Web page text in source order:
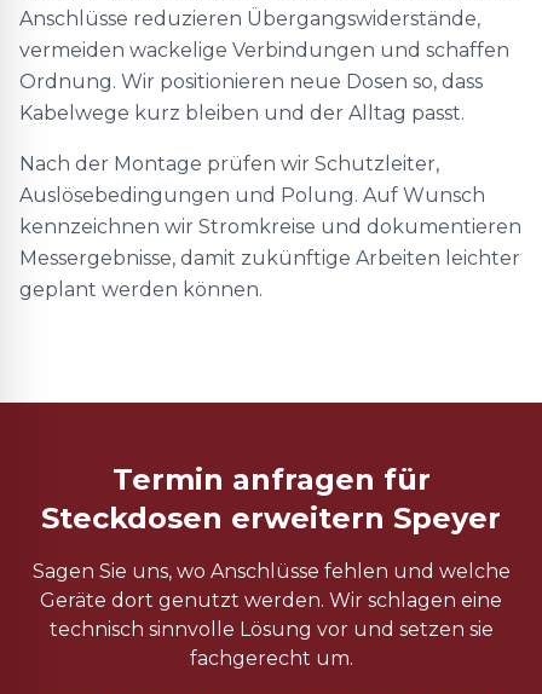
Anschlüsse reduzieren Übergangswiderstände,
vermeiden wackelige Verbindungen und schaffen
Ordnung. Wir positionieren neue Dosen so, dass
Kabelwege kurz bleiben und der Alltag passt.
Nach der Montage prüfen wir Schutzleiter,
Auslösebedingungen und Polung. Auf Wunsch
kennzeichnen wir Stromkreise und dokumentieren
Messergebnisse, damit zukünftige Arbeiten leichter
geplant werden können.
Termin anfragen für
Steckdosen erweitern Speyer
Sagen Sie uns, wo Anschlüsse fehlen und welche
Geräte dort genutzt werden. Wir schlagen eine
technisch sinnvolle Lösung vor und setzen sie
fachgerecht um.